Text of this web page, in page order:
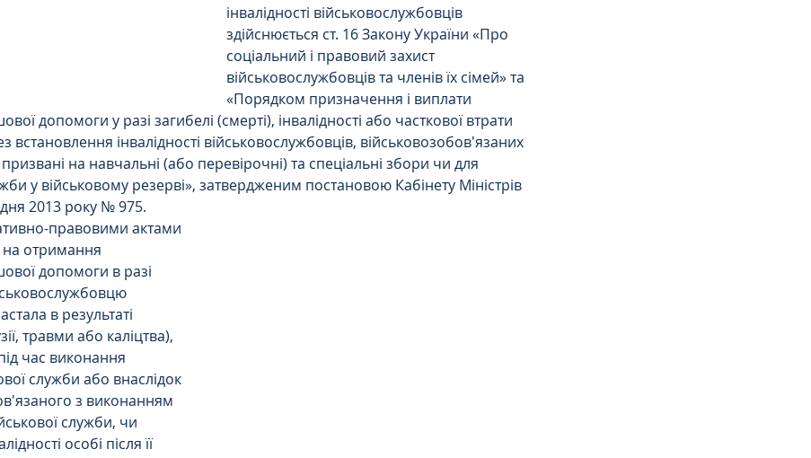
інвалідності військовослужбовців
здійснюється ст. 16 Закону України «Про
соціальний і правовий захист
військовослужбовців та членів їх сімей» та
«Порядком призначення і виплати
допомоги у разі загибелі (смерті), інвалідності або часткової втрати
встановлення інвалідності військовослужбовців, військовозобов'язаних
призвані на навчальні (або перевірочні) та спеціальні збори чи для
у військовому резерві», затвердженим постановою Кабінету Міністрів
2013 року № 975.
правовими актами
отримання
допомоги в разі
в результаті
травми або каліцтва),
час виконання
служби або внаслідок
з виконанням
служби, чи
особі після її